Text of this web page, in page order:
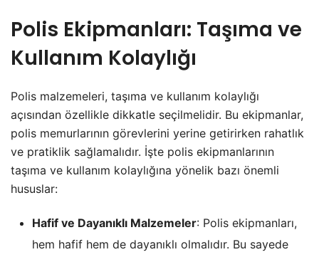
Polis Ekipmanları: Taşıma ve
Kullanım Kolaylığı
Polis malzemeleri, taşıma ve kullanım kolaylığı
açısından özellikle dikkatle seçilmelidir. Bu ekipmanlar,
polis memurlarının görevlerini yerine getirirken rahatlık
ve pratiklik sağlamalıdır. İşte polis ekipmanlarının
taşıma ve kullanım kolaylığına yönelik bazı önemli
hususlar:
Hafif ve Dayanıklı Malzemeler: Polis ekipmanları,
hem hafif hem de dayanıklı olmalıdır. Bu sayede